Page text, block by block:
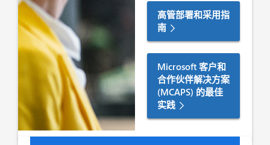
高管部署和采用指
南
Microsoft 客户和
合作伙伴解决方案
(MCAPS) 的最佳
实践